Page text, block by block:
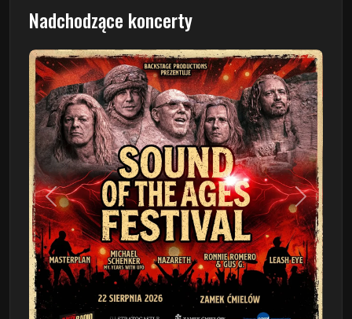
Nadchodzące koncerty
Poprzedni Następny